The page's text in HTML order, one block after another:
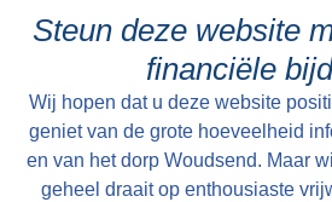
Steun deze website
financiële
Wij hopen dat u deze website
geniet van de grote hoeveelheid
en van het dorp Woudsend. Maar
geheel draait op enthousiaste